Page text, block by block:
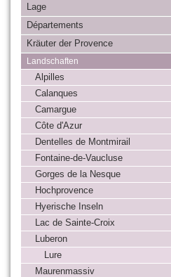
Lage
Départements
Kräuter der Provence
Landschaften
Alpilles
Calanques
Camargue
Côte d'Azur
Dentelles de Montmirail
Fontaine-de-Vaucluse
Gorges de la Nesque
Hochprovence
Hyerische Inseln
Lac de Sainte-Croix
Luberon
Lure
Maurenmassiv